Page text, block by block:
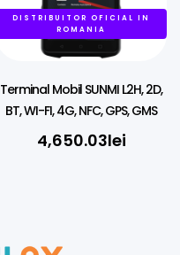
DISTRIBUITOR OFICIAL IN
ROMANIA
Terminal Mobil SUNMI L2H, 2D,
BT, WI-FI, 4G, NFC, GPS, GMS
4,650.03lei